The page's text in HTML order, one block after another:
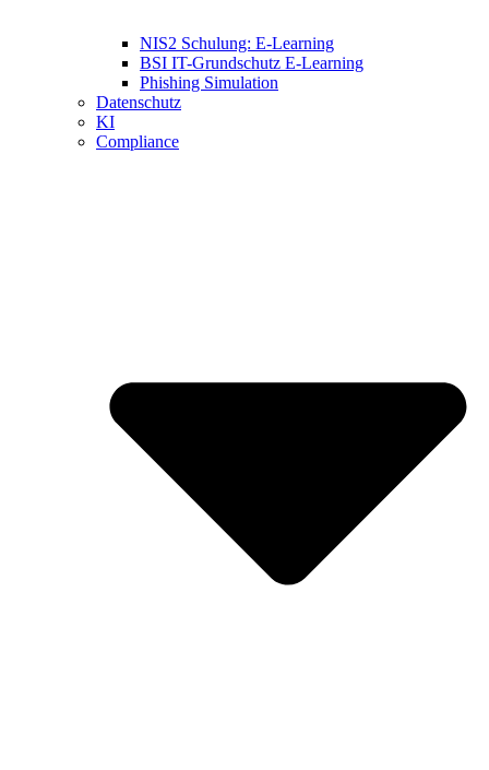
NIS2 Schulung: E-Learning
BSI IT-Grundschutz E-Learning
Phishing Simulation
Datenschutz
KI
Compliance